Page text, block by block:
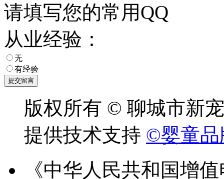
请填写您的常用QQ
从业经验：
无
有经验
版权所有 © 聊城市新
提供技术支持 ©婴童品
《中华人民共和国增